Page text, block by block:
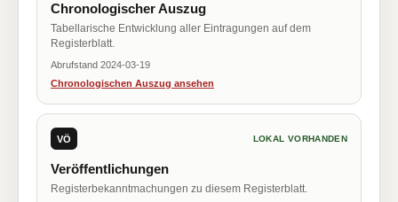
Chronologischer Auszug
Tabellarische Entwicklung aller Eintragungen auf dem
Registerblatt.
Abrufstand 2024-03-19
Chronologischen Auszug ansehen
VÖ LOKAL VORHANDEN
Veröffentlichungen
Registerbekanntmachungen zu diesem Registerblatt.